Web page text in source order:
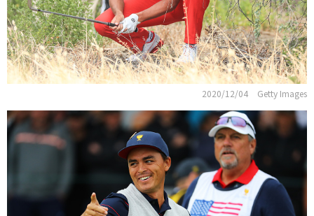
2020/12/04 Getty Images